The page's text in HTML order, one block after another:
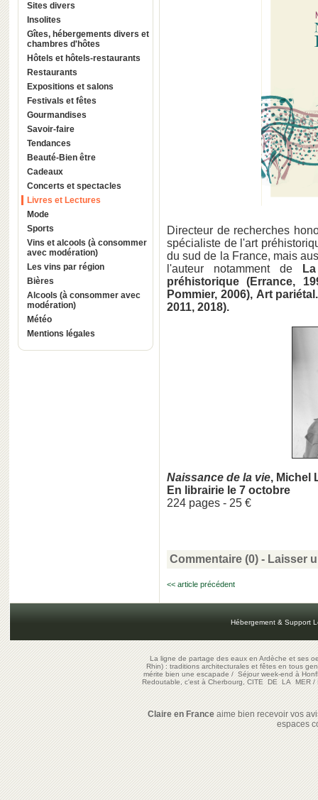
Sites divers
Insolites
Gîtes, hébergements divers et
chambres d'hôtes
Hôtels et hôtels-restaurants
Restaurants
Expositions et salons
Festivals et fêtes
Gourmandises
Savoir-faire
Tendances
Beauté-Bien être
Cadeaux
Concerts et spectacles
Livres et Lectures
Mode
Sports
Vins et alcools (à consommer
avec modération)
Les vins par région
Bières
Alcools (à consommer avec
modération)
Météo
Mentions légales
Directeur de recherches
spécialiste de l'art
du sud de la France, mais
l'auteur notamment de
préhistorique (Errance,
Pommier, 2006), Art
2011, 2018).
Naissance de la vie, Michel
En librairie le 7 octobre
224 pages - 25 €
Commentaire (0) - Laisser
<< article précédent
Hébergement & Support
La ligne de partage des eaux en Ardèche et ses
Rhin) : traditions architecturales et fêtes en tous
mérite bien une escapade/Séjour week-end à
Redoutable, c'est à Cherbourg, CITE DE LA MER/
Claire en Franceaime bien recevoir vos
espaces